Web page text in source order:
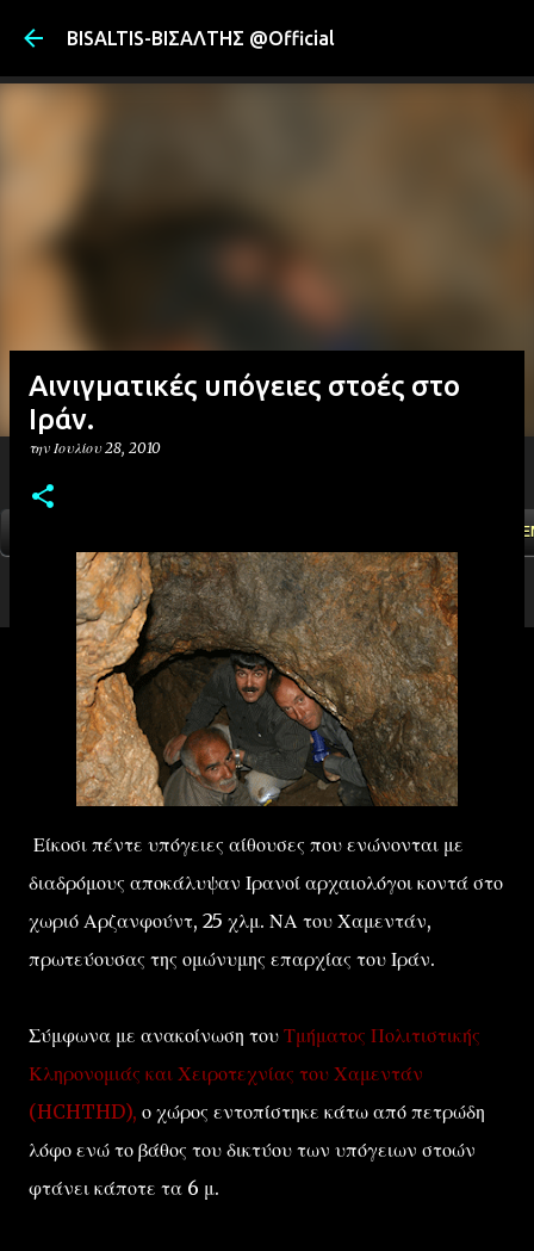
BISALTIS-ΒΙΣΑΛΤΗΣ @Official
Αινιγματικές υπόγειες στοές στο
Ιράν.
την Ιουλίου 28, 2010
Είκοσι πέντε υπόγειες αίθουσες που ενώνονται με
διαδρόμους αποκάλυψαν Ιρανοί αρχαιολόγοι κοντά στο
χωριό Αρζανφούντ, 25 χλμ. ΝΑ του Χαμεντάν,
πρωτεύουσας της ομώνυμης επαρχίας του Ιράν.
Σύμφωνα με ανακοίνωση του Τμήματος Πολιτιστικής
Κληρονομιάς και Χειροτεχνίας του Χαμεντάν
(HCHTHD), ο χώρος εντοπίστηκε κάτω από πετρώδη
λόφο ενώ το βάθος του δικτύου των υπόγειων στοών
φτάνει κάποτε τα 6 μ.